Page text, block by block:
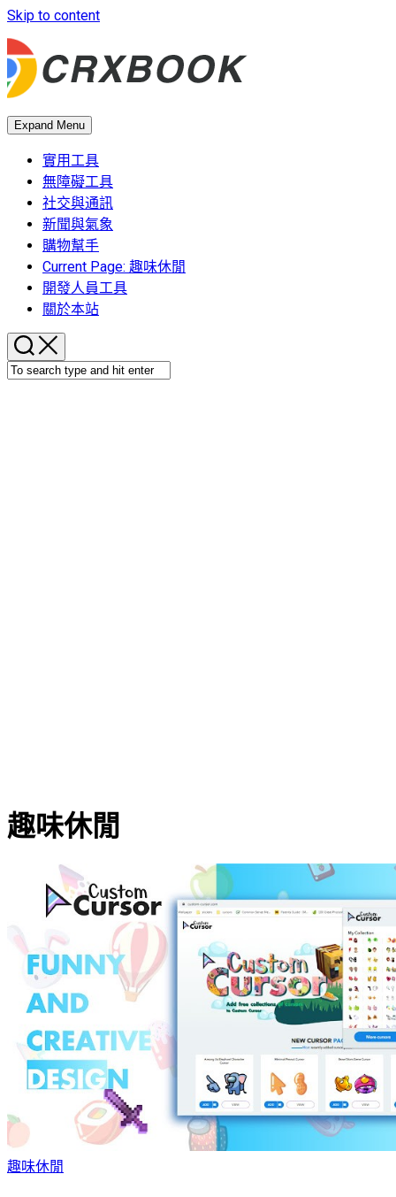
Skip to content
Expand Menu
實用工具
無障礙工具
社交與通訊
新聞與氣象
購物幫手
Current Page: 趣味休閒
開發人員工具
關於本站
趣味休閒
趣味休閒